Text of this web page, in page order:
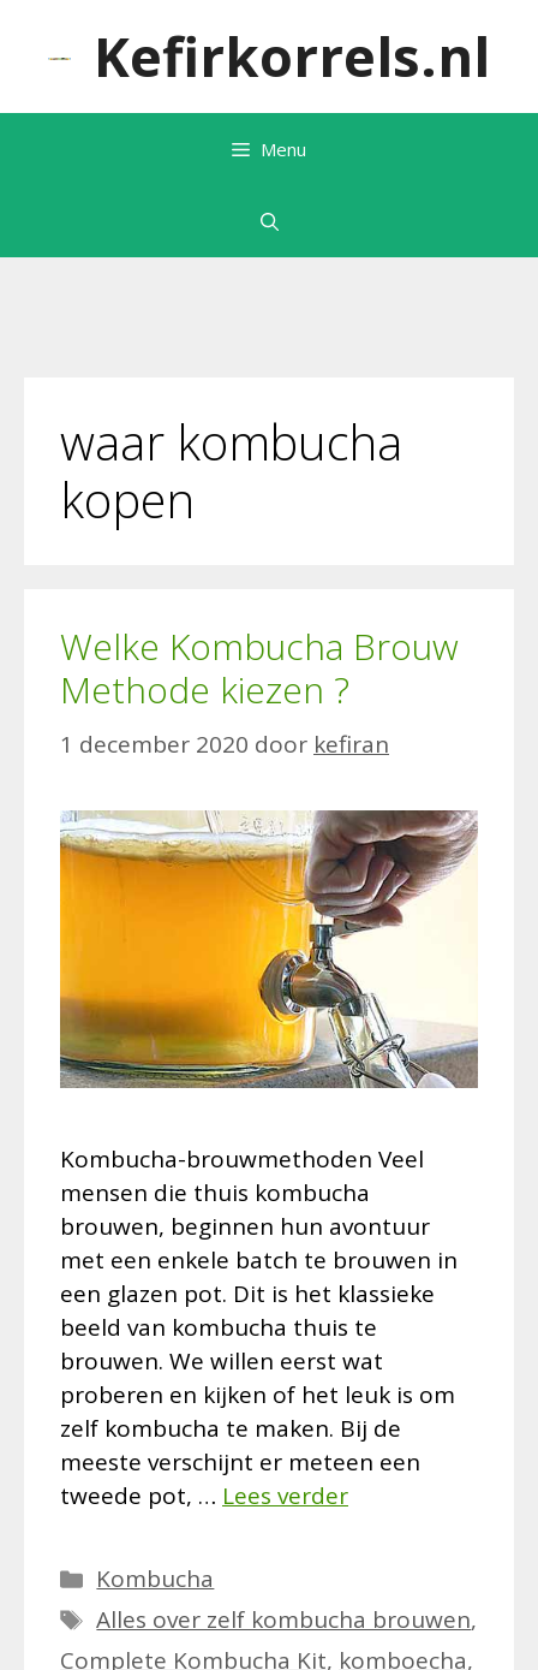
inhoud
Kefirkorrels.nl
Menu
waar kombucha
kopen
Welke Kombucha Brouw
Methode kiezen ?
1 december 2020 door kefiran
Kombucha-brouwmethoden Veel
mensen die thuis kombucha
brouwen, beginnen hun avontuur
met een enkele batch te brouwen in
een glazen pot. Dit is het klassieke
beeld van kombucha thuis te
brouwen. We willen eerst wat
proberen en kijken of het leuk is om
zelf kombucha te maken. Bij de
meeste verschijnt er meteen een
tweede pot, … Lees verder
Categorieën
Kombucha
Tags
Alles over zelf kombucha brouwen,
Complete Kombucha Kit, komboecha,